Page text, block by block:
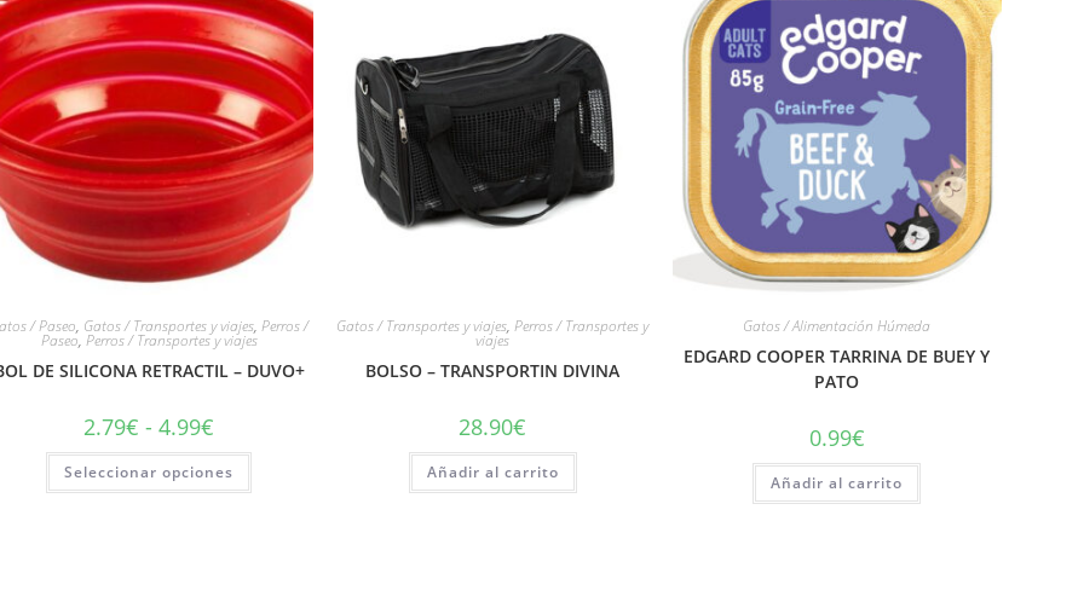
/ Paseo, Gatos / Transportes y viajes,Perros /
Paseo, Perros / Transportes y viajes
DE SILICONA RETRACTIL – DUVO+
2.79€ - 4.99€
Seleccionar opciones
Gatos / Transportes y viajes,Perros / Transportes y
viajes
BOLSO – TRANSPORTIN DIVINA
28.90€
Añadir al carrito
Gatos / Alimentación Húmeda
EDGARD COOPER TARRINA DE BUEY Y
PATO
0.99€
Añadir al carrito